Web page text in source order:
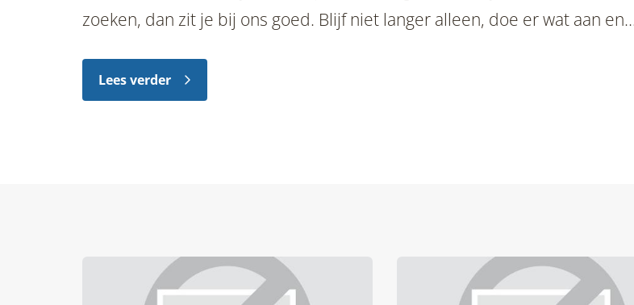
zoeken, dan zit je bij ons goed. Blijf niet langer alleen, doe er wat aan en
Lees verder